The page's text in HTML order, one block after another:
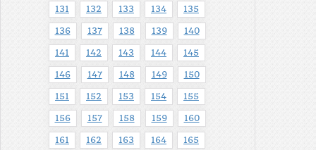
131 132 133 134 135
136 137 138 139 140
141 142 143 144 145
146 147 148 149 150
151 152 153 154 155
156 157 158 159 160
161 162 163 164 165